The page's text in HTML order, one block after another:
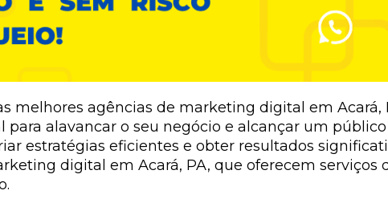
melhores agências de marketing digital em
para alavancar o seu negócio e alcançar um
estratégias eficientes e obter resultados
digital em Acará, PA, que oferecem serviços